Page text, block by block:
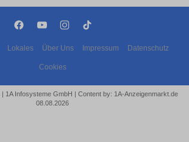
Lokales Über Uns Impressum Datenschutz
Cookies
1A Infosysteme GmbH | Content by: 1A-Anzeigenmarkt.de
08.08.2026